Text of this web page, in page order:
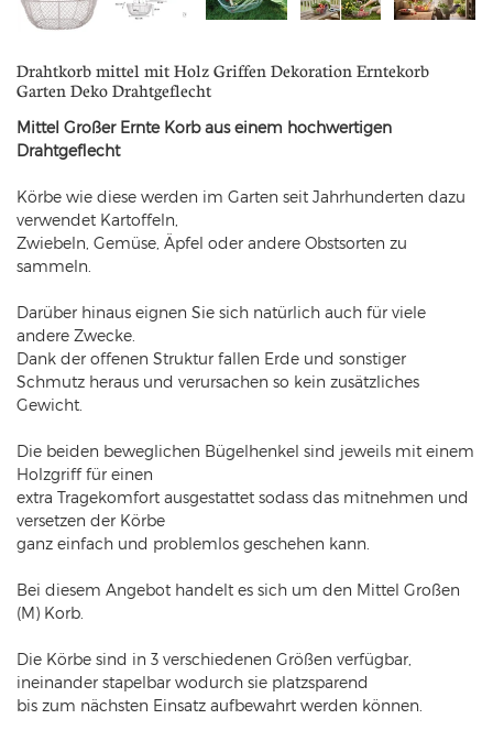
Drahtkorb mittel mit Holz Griffen Dekoration Erntekorb
Garten Deko Drahtgeflecht
Mittel Großer Ernte Korb aus einem hochwertigen
Drahtgeflecht
Körbe wie diese werden im Garten seit Jahrhunderten dazu
verwendet Kartoffeln,
Zwiebeln, Gemüse, Äpfel oder andere Obstsorten zu
sammeln.
Darüber hinaus eignen Sie sich natürlich auch für viele
andere Zwecke.
Dank der offenen Struktur fallen Erde und sonstiger
Schmutz heraus und verursachen so kein zusätzliches
Gewicht.
Die beiden beweglichen Bügelhenkel sind jeweils mit einem
Holzgriff für einen
extra Tragekomfort ausgestattet sodass das mitnehmen und
versetzen der Körbe
ganz einfach und problemlos geschehen kann.
Bei diesem Angebot handelt es sich um den Mittel Großen
(M) Korb.
Die Körbe sind in 3 verschiedenen Größen verfügbar,
ineinander stapelbar wodurch sie platzsparend
bis zum nächsten Einsatz aufbewahrt werden können.